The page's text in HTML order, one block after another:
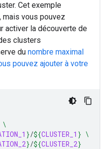
Cet exemple
mais vous pouvez
activer la découverte de
clusters
du nombre maximal
pouvez ajouter à votre
\
}/${CLUSTER_1 } \
}/${CLUSTER_2}